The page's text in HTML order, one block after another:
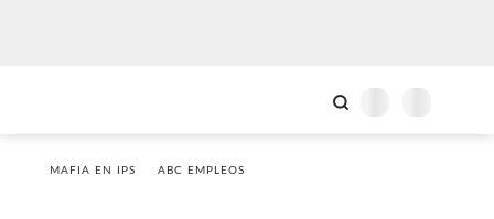
MAFIA EN IPS ABC EMPLEOS